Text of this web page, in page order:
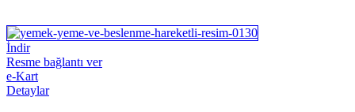
İndir
Resme bağlantı ver
e-Kart
Detaylar